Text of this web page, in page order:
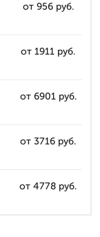
от 956 руб.
от 1911 руб.
от 6901 руб.
от 3716 руб.
от 4778 руб.